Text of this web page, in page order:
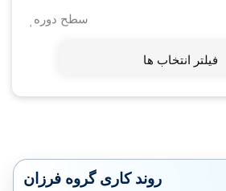
سطح دوره
فیلتر انتخاب ها
روند کاری گروه فرزان